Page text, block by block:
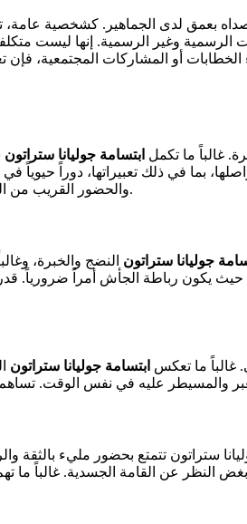
بعمق لدى الجماهير. كشخصية عامة،
الرسمية وغير الرسمية. إنها ليست
الخطابات أو المشاركات المجتمعية،
غالباً ما تكمل ابتسامة جوليانا ستراتون
بما في ذلك تعبيراتها، دوراً
والحضور القريب من الناس، مما يجعلها واحدة من أكثر الشخصيات شهرة في مجالها السياسي.
جوليانا ستراتون النضج والخبرة،
حيث يكون رباطة الجأش أمراً ضرورياً.
غالباً ما تعكس ابتسامة جوليانا ستراتون
ستراتون تتمتع بحضور مليء بالثقة